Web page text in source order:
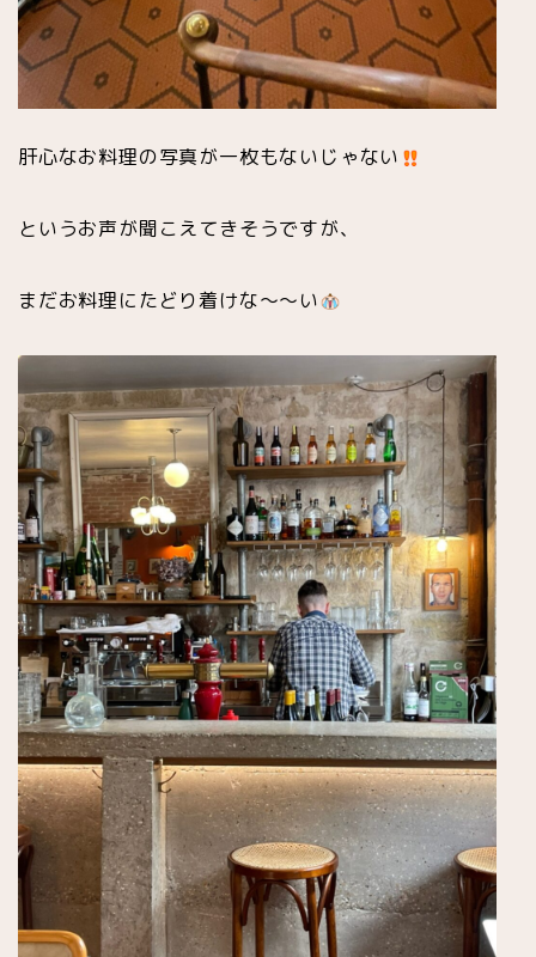
肝心なお料理の写真が一枚もないじゃない
というお声が聞こえてきそうですが、
まだお料理にたどり着けな〜〜い